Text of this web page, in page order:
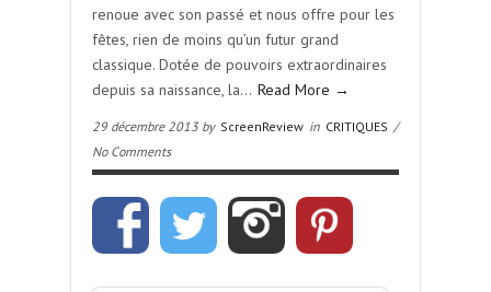
renoue avec son passé et nous offre pour les
fêtes, rien de moins qu’un futur grand
classique. Dotée de pouvoirs extraordinaires
depuis sa naissance, la… Read More →
29 décembre 2013 by ScreenReview in CRITIQUES /
No Comments